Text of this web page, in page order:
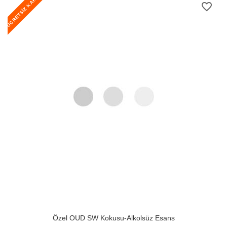
ÜCRETSİZ KARGO favorite_border
Özel OUD SW Kokusu-Alkolsüz Esans